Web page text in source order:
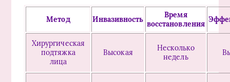
Метод Инвазивность
Время
восстановления
Хирургическая
подтяжка
лица
Высокая
Несколько
недель